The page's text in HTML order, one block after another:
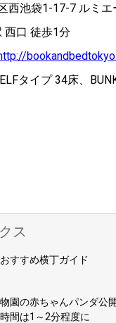
西池袋1-17-7 ルミエ
西口 徒歩1分
タイプ 34床、
ス
すすめ横丁ガイド
物園の赤ちゃんパンダ公
間は1～2分程度に